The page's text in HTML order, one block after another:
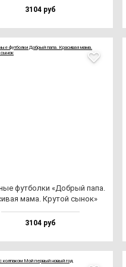
3104 руб
фут­бол­ки «Доб­рый па­па.
ма­ма. Кру­той сы­нок»
3104 руб